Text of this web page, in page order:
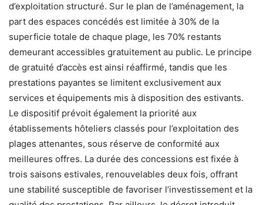
d’exploitation structuré. Sur le plan de l’aménagement, la
part des espaces concédés est limitée à 30% de la
superficie totale de chaque plage, les 70% restants
demeurant accessibles gratuitement au public. Le principe
de gratuité d’accès est ainsi réaffirmé, tandis que les
prestations payantes se limitent exclusivement aux
services et équipements mis à disposition des estivants.
Le dispositif prévoit également la priorité aux
établissements hôteliers classés pour l’exploitation des
plages attenantes, sous réserve de conformité aux
meilleures offres. La durée des concessions est fixée à
trois saisons estivales, renouvelables deux fois, offrant
une stabilité susceptible de favoriser l’investissement et la